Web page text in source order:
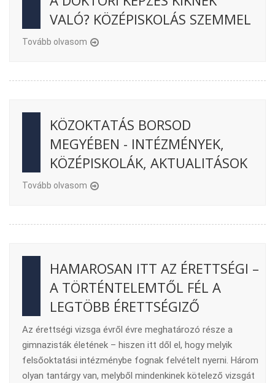
VALÓ? KÖZÉPISKOLÁS SZEMMEL
Tovább olvasom
KÖZOKTATÁS BORSOD
MEGYÉBEN - INTÉZMÉNYEK,
KÖZÉPISKOLÁK, AKTUALITÁSOK
Tovább olvasom
HAMAROSAN ITT AZ ÉRETTSÉGI –
A TÖRTÉNTELEMTŐL FÉL A
LEGTÖBB ÉRETTSÉGIZŐ
Az érettségi vizsga évről évre meghatározó része a
gimnazisták életének – hiszen itt dől el, hogy melyik
felsőoktatási intézménybe fognak felvételt nyerni. Három
olyan tantárgy van, melyből mindenkinek kötelező vizsgát